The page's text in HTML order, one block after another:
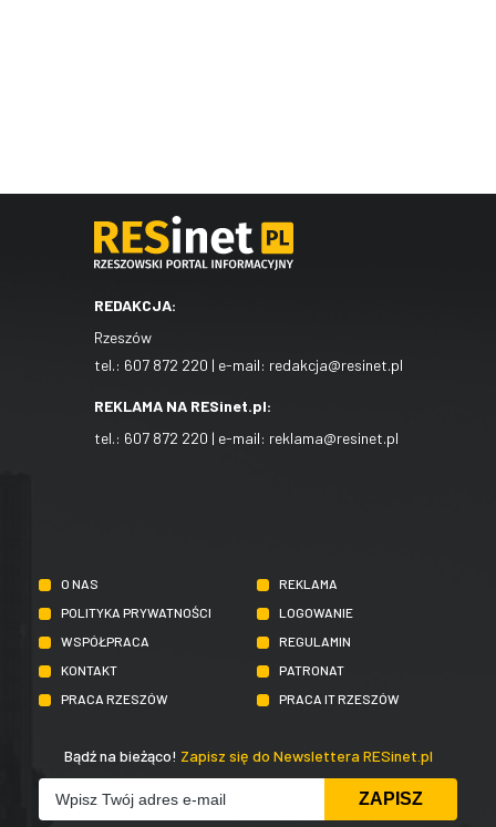
REDAKCJA:
Rzeszów
tel.: 607 872 220 | e-mail: redakcja@resinet.pl
REKLAMA NA RESinet.pl:
tel.: 607 872 220 | e-mail: reklama@resinet.pl
O NAS
REKLAMA
POLITYKA PRYWATNOŚCI
LOGOWANIE
WSPÓŁPRACA
REGULAMIN
KONTAKT
PATRONAT
PRACA RZESZÓW
PRACA IT RZESZÓW
Bądź na bieżąco! Zapisz się do Newslettera RESinet.pl